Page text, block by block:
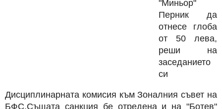
"Миньор"
Перник да
отнесе глоба
от 50 лева,
реши на
заседанието
си
Дисциплинарната комисия към Зоналния съвет на
БФС.Същата санкция бе отредена и на "Ботев"